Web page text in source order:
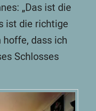
„Das ist die
ist die richtige
hoffe, dass ich
Schlosses